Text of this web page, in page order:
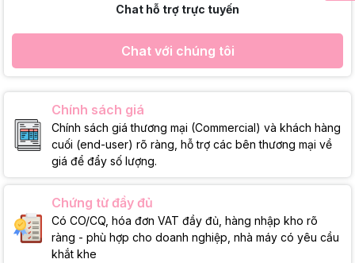
Chat hỗ trợ trực tuyến
Chat với chúng tôi
Chính sách giá
Chính sách giá thương mại (Commercial) và khách hàng
cuối (end-user) rõ ràng, hỗ trợ các bên thương mại về
giá để đẩy số lượng.
Chứng từ đầy đủ
Có CO/CQ, hóa đơn VAT đầy đủ, hàng nhập kho rõ
ràng - phù hợp cho doanh nghiệp, nhà máy có yêu cầu
khắt khe